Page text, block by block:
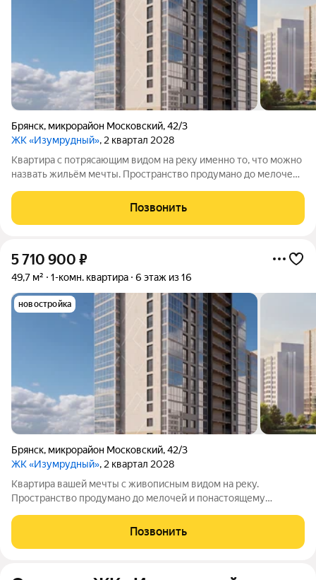
Брянск, микрорайон Московский,42/3
ЖК «Изумрудный», 2 квартал 2028
Квартира с потрясающим видом на реку именно то, что можно
назвать жильём мечты. Пространство продумано до мелочей
помещения, а светлые и просторные квартиры: в них удачные
планировки и
Позвонить
5 710 900 ₽
49,7 м² 1-комн. квартира 6 этаж из 16
новостройка
Брянск, микрорайон Московский,42/3
ЖК «Изумрудный», 2 квартал 2028
Квартира вашей мечты с живописным видом на реку.
Пространство продумано до мелочей и понастоящему
просторные квартиры: с удачными планировками и
панорамными окнами. Подберите вариант,
Позвонить